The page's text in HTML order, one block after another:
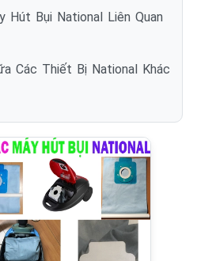
Hút Bụi National Liên Quan
Các Thiết Bị National Khác